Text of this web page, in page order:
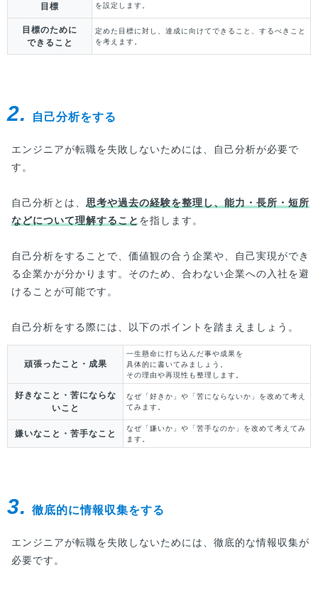
目標
を設定します。
目標のために
できること
定めた目標に対し、達成に向けてできること、 するべきこと
を考えます。
2. 自己分析をする
エンジニアが転職を失敗しないためには、自己分析が必要で
す。
自己分析とは、 思考や過去の経験を整理し、能力・長所・短所
などについて理解すること を指します。
自己分析をすることで、価値観の合う企業や、自己実現ができ
る企業かが分かります。そのため、合わない企業への入社を避
けることが可能です。
自己分析をする際には、以下のポイントを踏まえましょう。
頑張ったこと・成果
一生懸命に打ち込んだ事や成果を
具体的に書いてみましょう。
その理由や再現性も整理します。
好きなこと・苦にならな
いこと
なぜ「好きか」や「苦にならないか」を改めて考え
てみます。
嫌いなこと・苦手なこと
なぜ「嫌いか」や「苦手なのか」を改めて考えてみ
ます。
3. 徹底的に情報収集をする
エンジニアが転職を失敗しないためには、徹底的な情報収集が
必要です。